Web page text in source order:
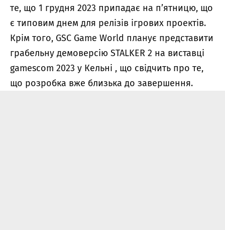
те, що 1 грудня 2023 припадає на п’ятницю, що
є типовим днем ​​для релізів ігрових проектів.
Крім того, GSC Game World планує представити
грабельну демоверсію STALKER 2 на виставці
gamescom 2023 у Кельні , що свідчить про те,
що розробка вже близька до завершення.